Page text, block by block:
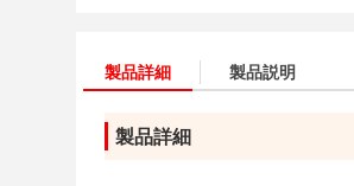
製品詳細 製品説明
製品詳細